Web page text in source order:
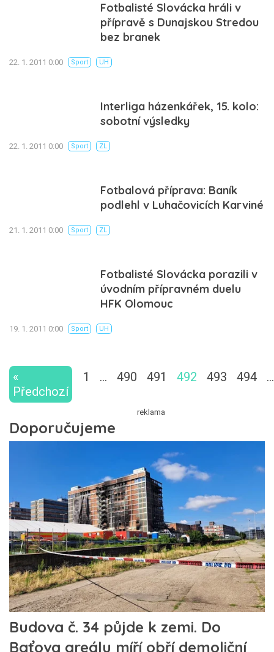
Fotbalisté Slovácka hráli v
přípravě s Dunajskou Stredou
bez branek
22. 1. 2011 0:00 Sport UH
Interliga házenkářek, 15. kolo:
sobotní výsledky
22. 1. 2011 0:00 Sport ZL
Fotbalová příprava: Baník
podlehl v Luhačovicích Karviné
21. 1. 2011 0:00 Sport ZL
Fotbalisté Slovácka porazili v
úvodním přípravném duelu
HFK Olomouc
19. 1. 2011 0:00 Sport UH
«
Předchozí
1 … 490 491 492 493 494 …